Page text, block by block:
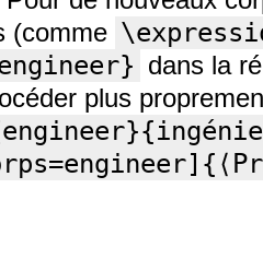
(comme
dans la
plus